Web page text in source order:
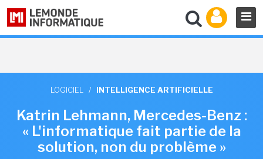
LOGICIEL / INTELLIGENCE ARTIFICIELLE
Katrin Lehmann, Mercedes-Benz :
« L'informatique fait partie de la
solution, non du problème »